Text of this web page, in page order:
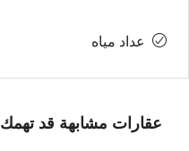
عداد مياه
عقارات مشابهة قد تهمك